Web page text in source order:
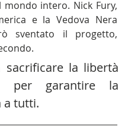
mondo intero. Nick Fury,
e la Vedova Nera
sventato il progetto,
sacrificare la libertà
per garantire la
a tutti.